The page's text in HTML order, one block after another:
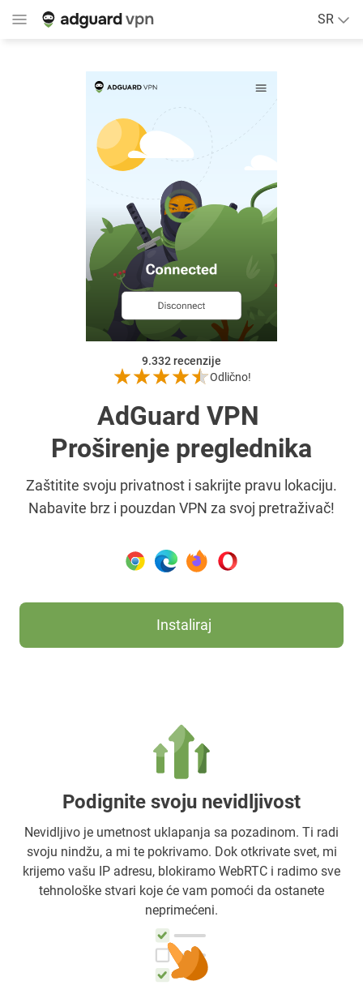
SR
9.332recenzije
Odlično!
AdGuard VPN
Proširenje preglednika
Zaštitite svoju privatnost i sakrijte pravu lokaciju.
Nabavite brz i pouzdan VPN za svoj pretraživač!
Instaliraj
Podignite svoju nevidljivost
Nevidljivo je umetnost uklapanja sa pozadinom. Ti radi
svoju nindžu, a mi te pokrivamo. Dok otkrivate svet, mi
krijemo vašu IP adresu, blokiramo WebRTC i radimo sve
tehnološke stvari koje će vam pomoći da ostanete
neprimećeni.